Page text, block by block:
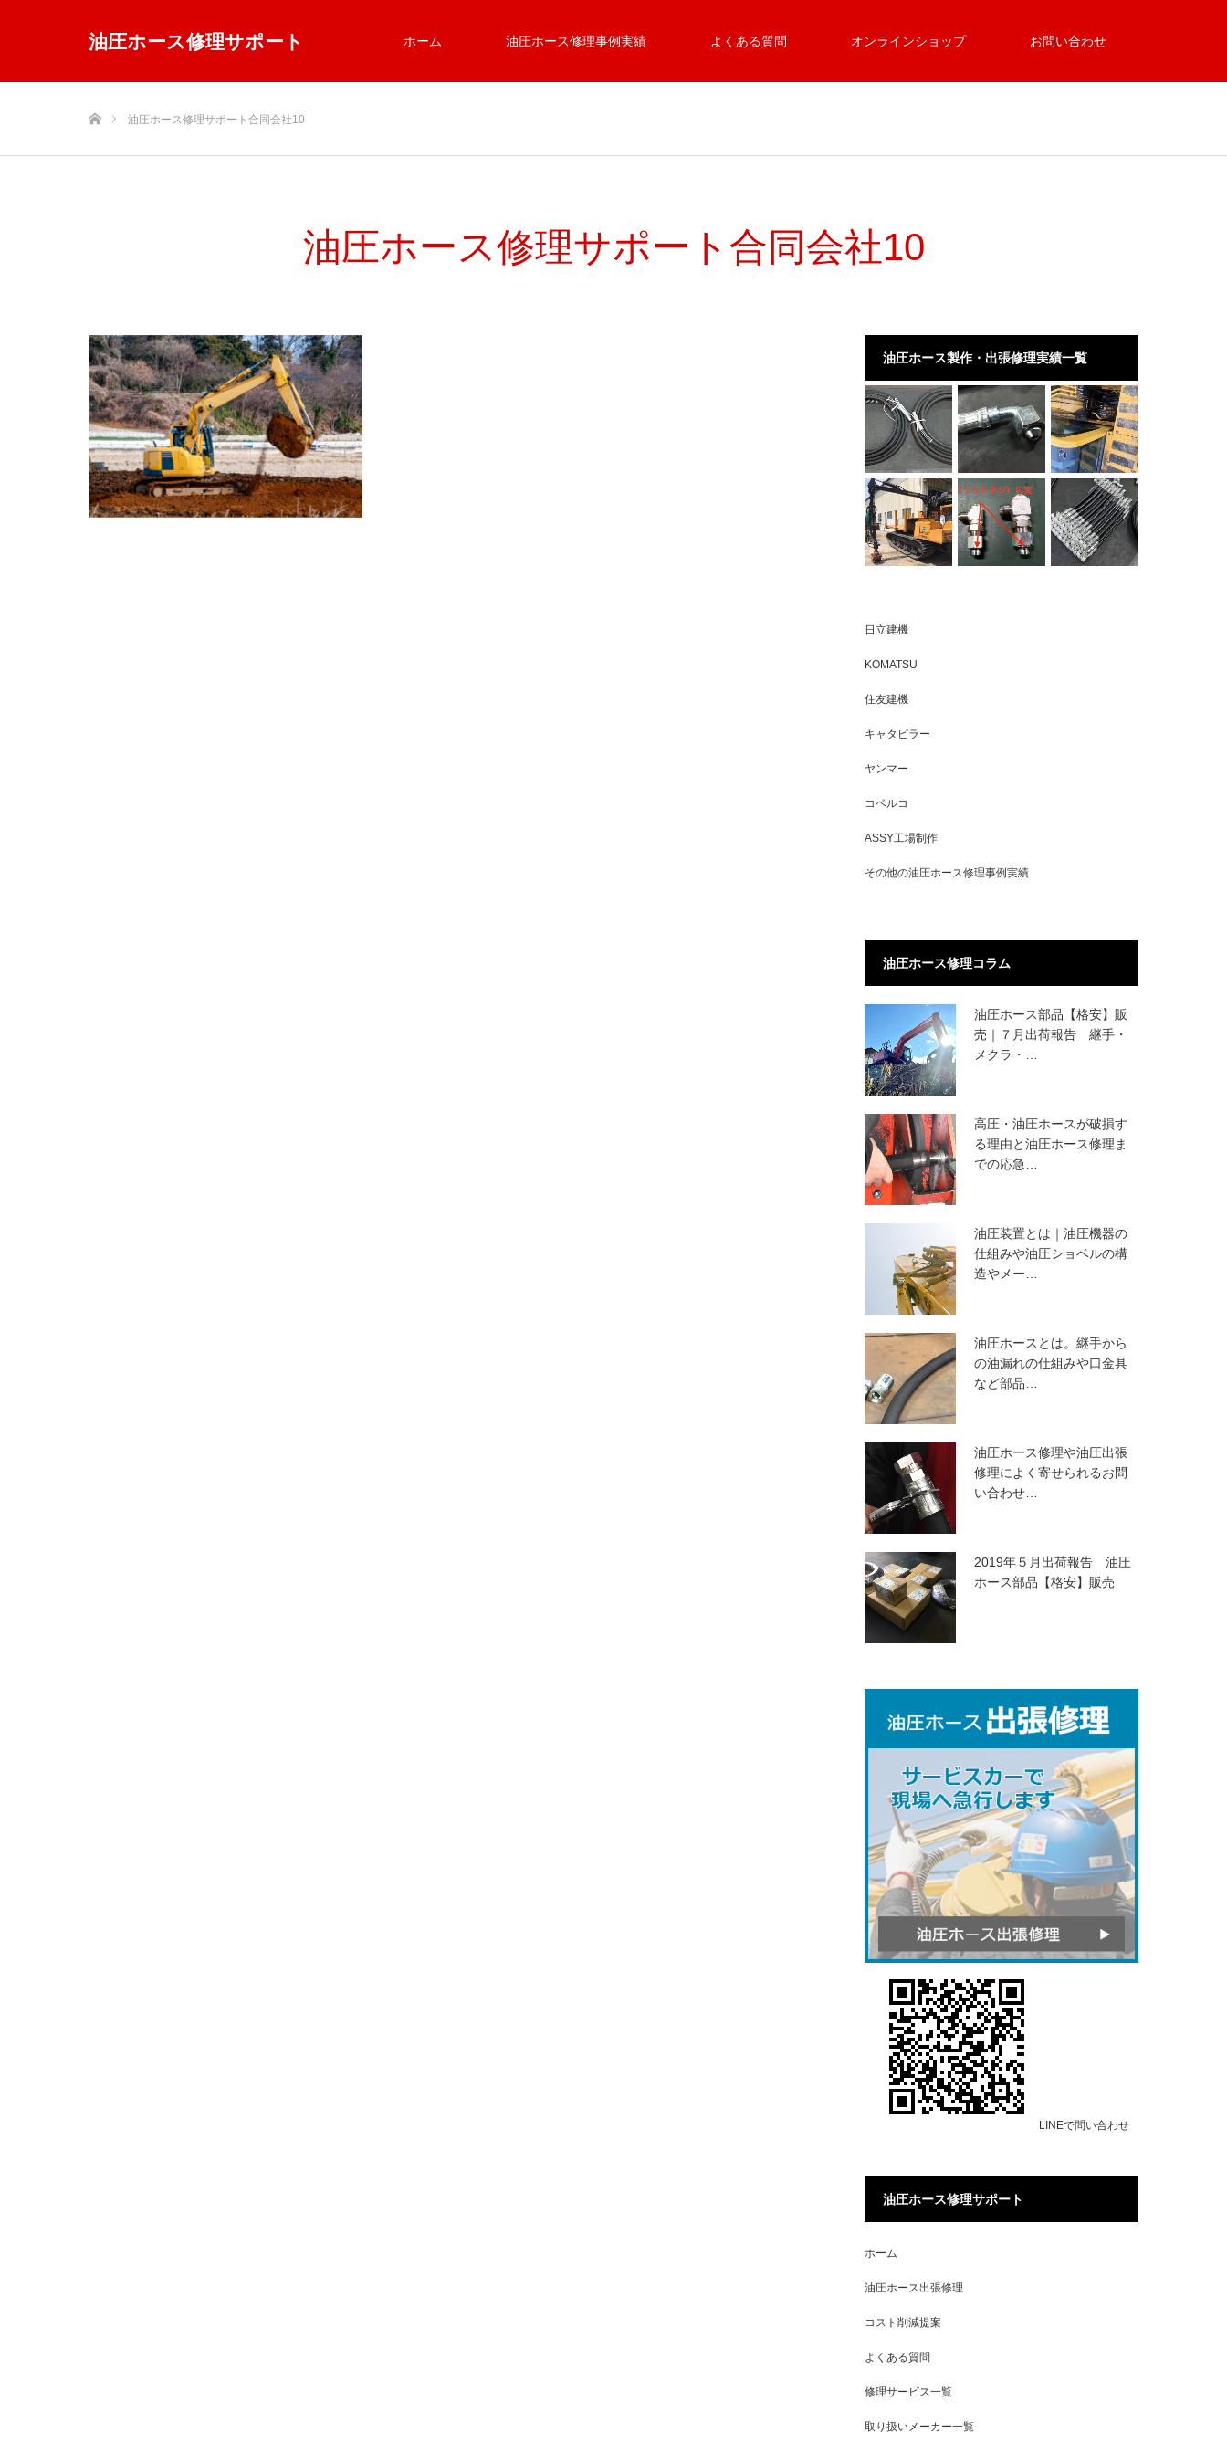
油圧ホース修理サポート ホーム 油圧ホース修理事例実績 よくある質問 オンラインショップ お問い合わせ
油圧ホース修理サポート合同会社10
油圧ホース修理サポート合同会社10
油圧ホース製作・出張修理実績一覧
日立建機
KOMATSU
住友建機
キャタピラー
ヤンマー
コベルコ
ASSY工場制作
その他の油圧ホース修理事例実績
油圧ホース修理コラム
油圧ホース部品【格安】販
売｜７月出荷報告 継手・
メクラ・…
高圧・油圧ホースが破損す
る理由と油圧ホース修理ま
での応急…
油圧装置とは｜油圧機器の
仕組みや油圧ショベルの構
造やメー…
油圧ホースとは。継手から
の油漏れの仕組みや口金具
など部品…
油圧ホース修理や油圧出張
修理によく寄せられるお問
い合わせ…
2019年５月出荷報告 油圧
ホース部品【格安】販売
LINEで問い合わせ
油圧ホース修理サポート
ホーム
油圧ホース出張修理
コスト削減提案
よくある質問
修理サービス一覧
取り扱いメーカー一覧